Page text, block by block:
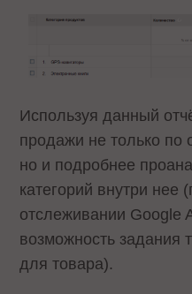
Используя данный
продажи не только по
но и подробнее
категорий внутри нее
отслеживании Google
возможность задания
для товара).